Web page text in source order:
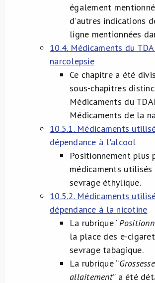
également
d'autres indications
ligne mentionnées
10.4. Médicaments du
narcolepsie
Ce chapitre a été
sous-chapitres
Médicaments du
Médicaments de la
10.5.1. Médicaments
dépendance à l'alcool
Positionnement plus
médicaments utilisés
sevrage éthylique.
10.5.2. Médicaments
dépendance à la nicotine
La rubrique “
la place des e-
sevrage tabagique.
La rubrique “
allaitement” a été